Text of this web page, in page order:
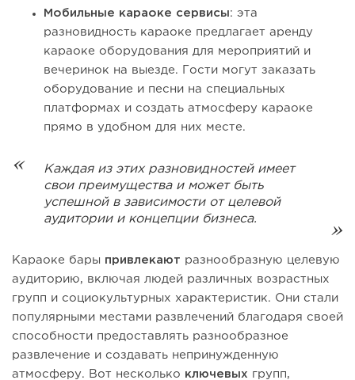
Мобильные караоке сервисы: эта
разновидность караоке предлагает аренду
караоке оборудования для мероприятий и
вечеринок на выезде. Гости могут заказать
оборудование и песни на специальных
платформах и создать атмосферу караоке
прямо в удобном для них месте.
Каждая из этих разновидностей имеет
свои преимущества и может быть
успешной в зависимости от целевой
аудитории и концепции бизнеса.
Караоке бары привлекают разнообразную целевую
аудиторию, включая людей различных возрастных
групп и социокультурных характеристик. Они стали
популярными местами развлечений благодаря своей
способности предоставлять разнообразное
развлечение и создавать непринужденную
атмосферу. Вот несколько ключевых групп,